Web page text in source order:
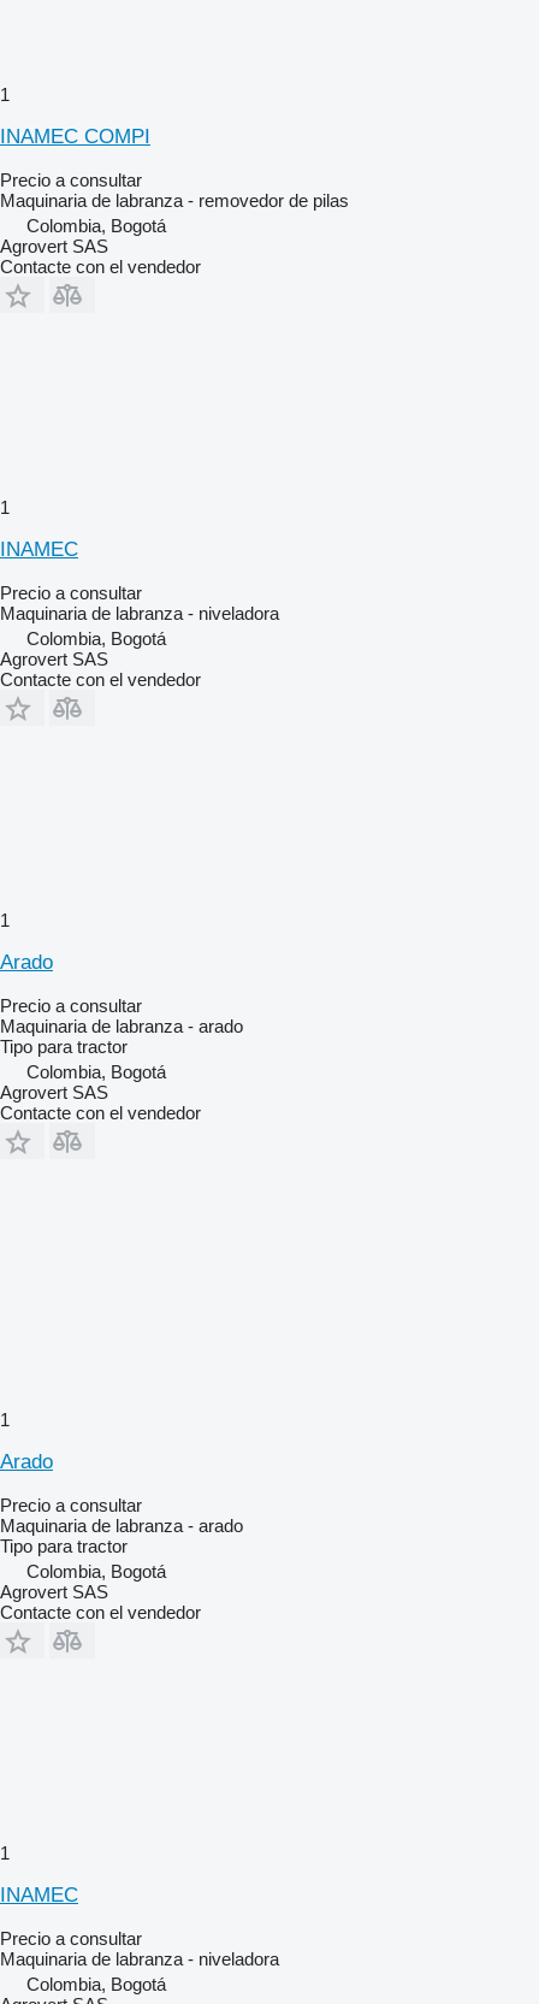
1
INAMEC COMPI
Precio a consultar
Maquinaria de labranza - removedor de pilas
Colombia, Bogotá
Agrovert SAS
Contacte con el vendedor
1
INAMEC
Precio a consultar
Maquinaria de labranza - niveladora
Colombia, Bogotá
Agrovert SAS
Contacte con el vendedor
1
Arado
Precio a consultar
Maquinaria de labranza - arado
Tipo para tractor
Colombia, Bogotá
Agrovert SAS
Contacte con el vendedor
1
Arado
Precio a consultar
Maquinaria de labranza - arado
Tipo para tractor
Colombia, Bogotá
Agrovert SAS
Contacte con el vendedor
1
INAMEC
Precio a consultar
Maquinaria de labranza - niveladora
Colombia, Bogotá